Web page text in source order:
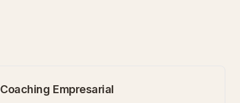
Coaching Empresarial